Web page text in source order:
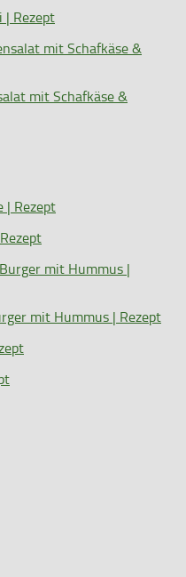
| Rezept
mit Schafkäse &
mit Hummus | Rezept